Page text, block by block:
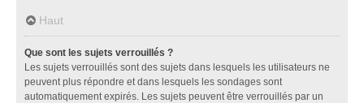
Haut
Que sont les sujets verrouillés ?
Les sujets verrouillés sont des sujets dans lesquels les utilisateurs ne
peuvent plus répondre et dans lesquels les sondages sont
automatiquement expirés. Les sujets peuvent être verrouillés par un